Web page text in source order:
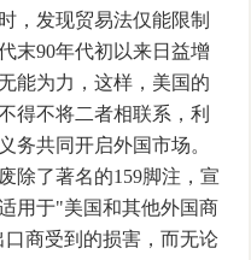
，发现贸易法仅能限制
末90年代初以来日益增
能为力，这样，美国的
得不将二者相联系，利
务共同开启外国市场。
除了著名的159脚注，宣
用于"美国和其他外国商
商受到的损害，而无论